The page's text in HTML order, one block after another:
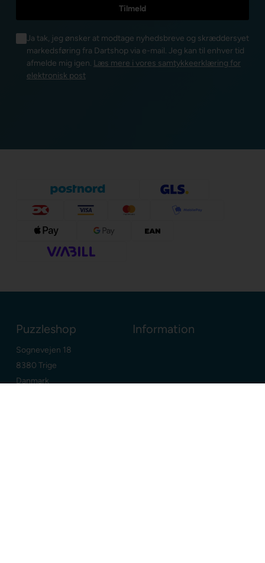
Ja tak, jeg ønsker at modtage nyhedsbreve og skræddersyet
markedsføring fra Dartshop via e-mail. Jeg kan til enhver tid
afmelde mig igen. Læs mere i vores samtykkeerklæring for
elektronisk post
Puzzleshop
Sognevejen 18
8380 Trige
Danmark
Information